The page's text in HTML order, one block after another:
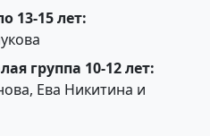
13-15 лет:
группа 10-12 лет:
Ева Никитина и